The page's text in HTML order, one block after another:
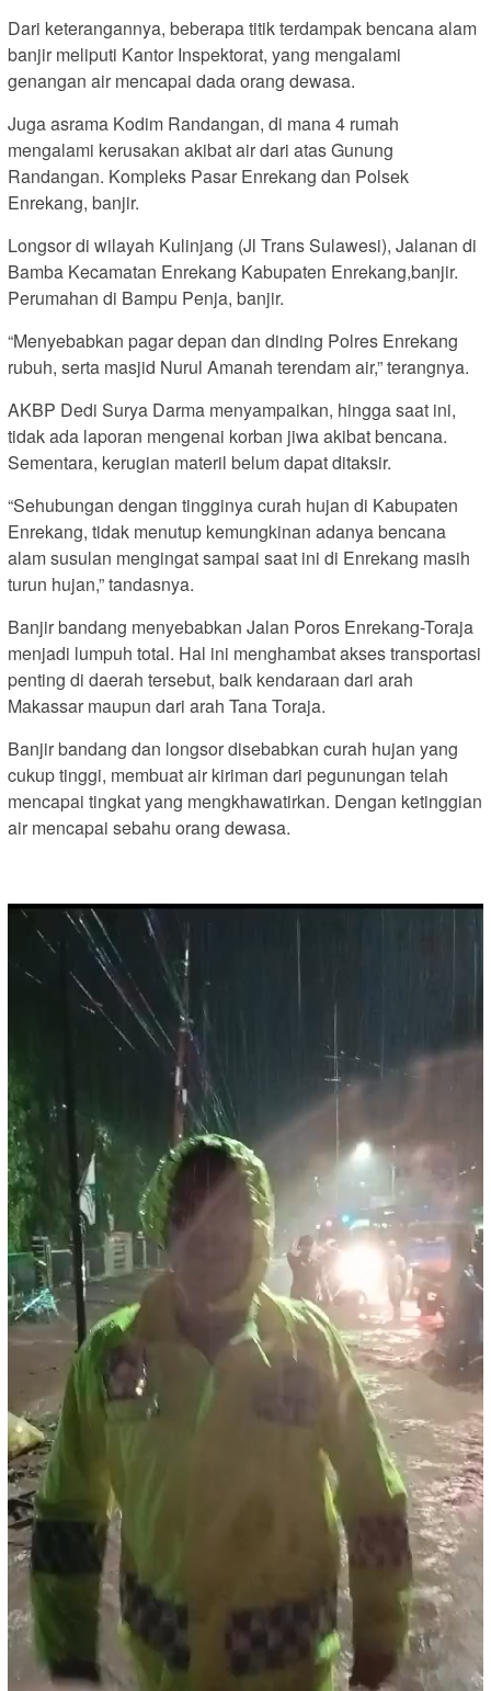
Dari keterangannya, beberapa titik terdampak bencana alam
banjir meliputi Kantor Inspektorat, yang mengalami
genangan air mencapai dada orang dewasa.
Juga asrama Kodim Randangan, di mana 4 rumah
mengalami kerusakan akibat air dari atas Gunung
Randangan. Kompleks Pasar Enrekang dan Polsek
Enrekang, banjir.
Longsor di wilayah Kulinjang (Jl Trans Sulawesi), Jalanan di
Bamba Kecamatan Enrekang Kabupaten Enrekang,banjir.
Perumahan di Bampu Penja, banjir.
“Menyebabkan pagar depan dan dinding Polres Enrekang
rubuh, serta masjid Nurul Amanah terendam air,” terangnya.
AKBP Dedi Surya Darma menyampaikan, hingga saat ini,
tidak ada laporan mengenai korban jiwa akibat bencana.
Sementara, kerugian materil belum dapat ditaksir.
“Sehubungan dengan tingginya curah hujan di Kabupaten
Enrekang, tidak menutup kemungkinan adanya bencana
alam susulan mengingat sampai saat ini di Enrekang masih
turun hujan,” tandasnya.
Banjir bandang menyebabkan Jalan Poros Enrekang-Toraja
menjadi lumpuh total. Hal ini menghambat akses transportasi
penting di daerah tersebut, baik kendaraan dari arah
Makassar maupun dari arah Tana Toraja.
Banjir bandang dan longsor disebabkan curah hujan yang
cukup tinggi, membuat air kiriman dari pegunungan telah
mencapai tingkat yang mengkhawatirkan. Dengan ketinggian
air mencapai sebahu orang dewasa.